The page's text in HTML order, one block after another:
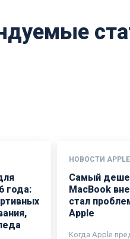
года:
НОВОСТИ APPLE
Самый
MacBook
стал
Apple
Когда Apple